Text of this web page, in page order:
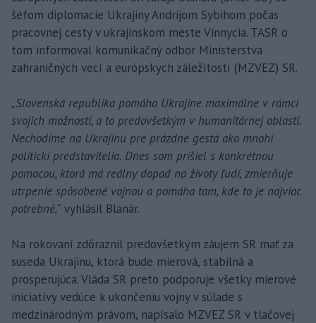
šéfom diplomacie Ukrajiny Andrijom Sybihom počas
pracovnej cesty v ukrajinskom meste Vinnycia. TASR o
tom informoval komunikačný odbor Ministerstva
zahraničných vecí a európskych záležitostí (MZVEZ) SR.
„Slovenská republika pomáha Ukrajine maximálne v rámci
svojich možností, a to predovšetkým v humanitárnej oblasti.
Nechodíme na Ukrajinu pre prázdne gestá ako mnohí
politickí predstavitelia. Dnes som prišiel s konkrétnou
pomocou, ktorá má reálny dopad na životy ľudí, zmierňuje
utrpenie spôsobené vojnou a pomáha tam, kde to je najviac
potrebné,“ vyhlásil Blanár.
Na rokovaní zdôraznil predovšetkým záujem SR mať za
suseda Ukrajinu, ktorá bude mierová, stabilná a
prosperujúca. Vláda SR preto podporuje všetky mierové
iniciatívy vedúce k ukončeniu vojny v súlade s
medzinárodným právom, napísalo MZVEZ SR v tlačovej